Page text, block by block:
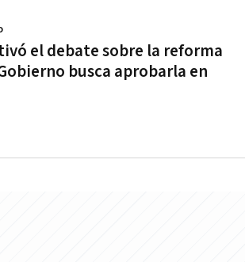
el debate sobre la reforma
busca aprobarla en